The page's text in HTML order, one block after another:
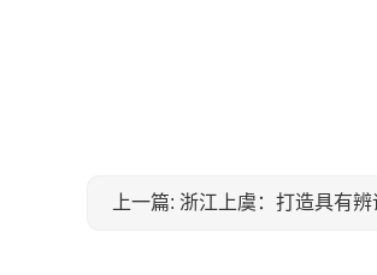
上一篇: 浙江上虞：打造具有